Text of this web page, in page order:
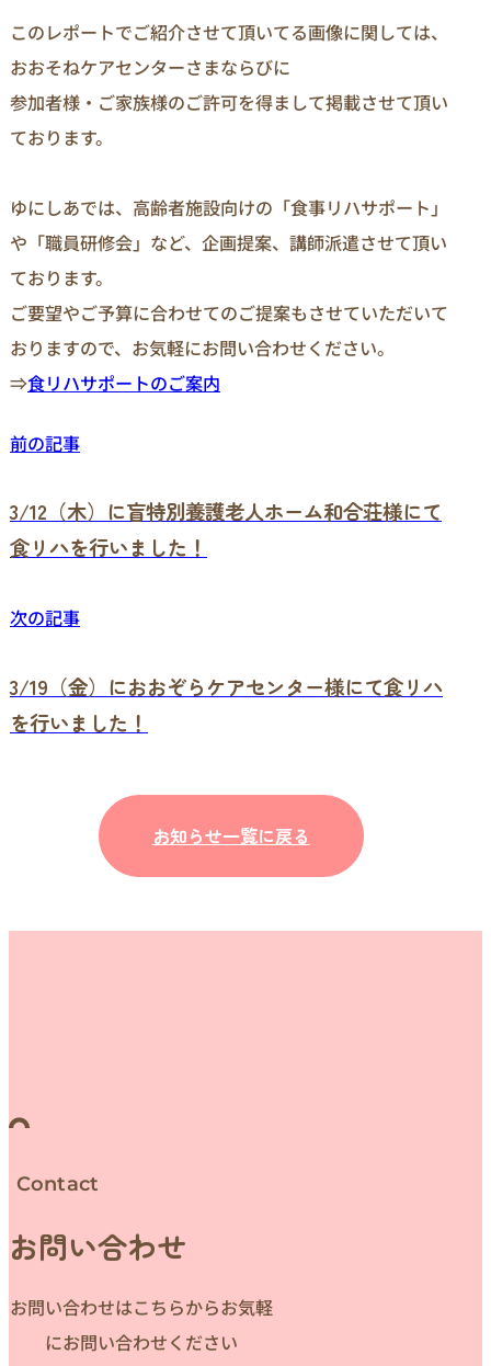
このレポートでご紹介させて頂いてる画像に関しては、
おおそねケアセンターさまならびに
参加者様・ご家族様のご許可を得まして掲載させて頂い
ております。
ゆにしあでは、高齢者施設向けの「食事リハサポート」
や「職員研修会」など、企画提案、講師派遣させて頂い
ております。
ご要望やご予算に合わせてのご提案もさせていただいて
おりますので、お気軽にお問い合わせください。
⇒食リハサポートのご案内
前の記事
3/12（木）に盲特別養護老人ホーム和合荘様にて
食リハを行いました！
次の記事
3/19（金）におおぞらケアセンター様にて食リハ
を行いました！
お知らせ一覧に戻る
Contact
お問い合わせ
お問い合わせはこちらからお気軽
にお問い合わせください